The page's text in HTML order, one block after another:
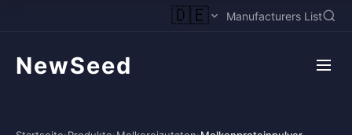
🇩🇪 Manufacturers List
NewSeed